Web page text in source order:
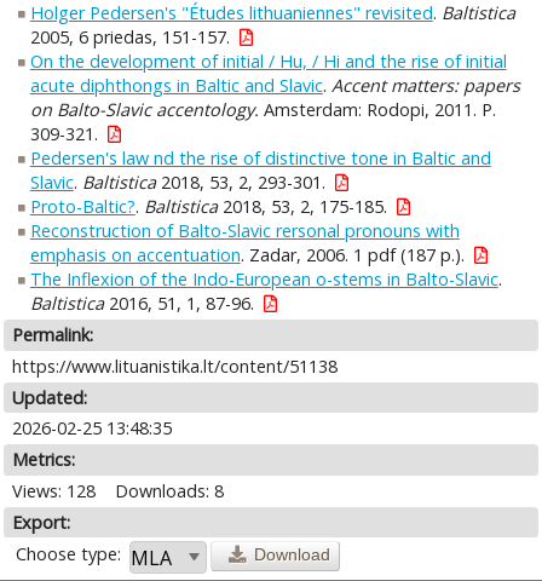
Holger Pedersen's "Études lithuaniennes" revisited. Baltistica
2005, 6 priedas, 151-157.
On the development of initial / Hu, / Hi and the rise of initial
acute diphthongs in Baltic and Slavic. Accent matters: papers
on Balto-Slavic accentology. Amsterdam: Rodopi, 2011. P.
309-321.
Pedersen's law nd the rise of distinctive tone in Baltic and
Slavic. Baltistica2018, 53, 2, 293-301.
Proto-Baltic?. Baltistica2018, 53, 2, 175-185.
Reconstruction of Balto-Slavic rersonal pronouns with
emphasis on accentuation. Zadar, 2006. 1 pdf (187 p.).
The Inflexion of the Indo-European o-stems in Balto-Slavic.
Baltistica2016, 51, 1, 87-96.
Permalink:
https://www.lituanistika.lt/content/51138
Updated:
2026-02-25 13:48:35
Metrics:
Views: 128
Downloads: 8
Export:
Choose type:
Download